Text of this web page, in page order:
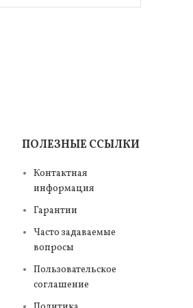
ПОЛЕЗНЫЕ ССЫЛКИ
Контактная
информация
Гарантии
Часто задаваемые
вопросы
Пользовательское
соглашение